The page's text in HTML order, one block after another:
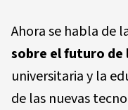
Ahora se habla de
sobre el futuro de
universitaria y la
de las nuevas